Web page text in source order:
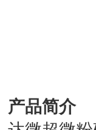
产品简介